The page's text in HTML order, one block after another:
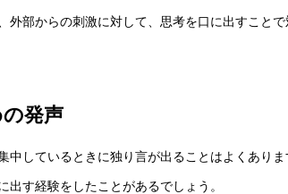
外部からの刺激に対して、思考を口に出すこと
発声
中しているときに独り言が出ることはよくあり
す経験をしたことがあるでしょう。